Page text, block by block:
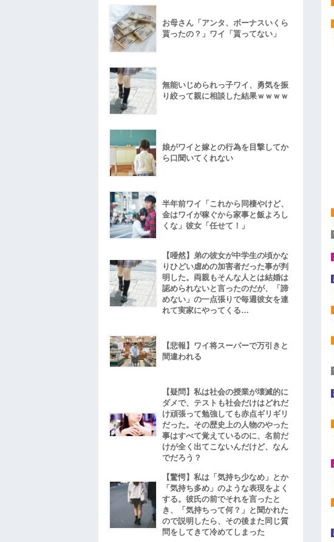
お母さん「アンタ、ボーナスいくら
貰ったの？」ワイ「貰ってない」
無能いじめられっ子ワイ、勇気を振
り絞って親に相談した結果ｗｗｗｗ
娘がワイと嫁との行為を目撃してか
ら口聞いてくれない
半年前ワイ「これから同棲やけど、
金はワイが稼ぐから家事と飯よろし
くな」彼女「任せて！」
【唖然】弟の彼女が中学生の頃かな
りひどい虐めの加害者だった事が判
明した。両親もそんな人とは結婚は
認められないと言ったのだが、「諦
めない」の一点張りで毎週彼女を連
れて実家にやってくる…
【悲報】ワイ将スーパーで万引きと
間違われる
【疑問】私は社会の授業が壊滅的に
ダメで、テストも社会だけはどれだ
け頑張って勉強しても赤点ギリギリ
だった。その歴史上の人物のやった
事はすべて覚えているのに、名前だ
けが全く出てこないんだけど、なん
でだろう？
【驚愕】私は「気持ち少なめ」とか
「気持ち多め」のような表現をよく
する。彼氏の前でそれを言ったと
き、「気持ちって何？」と聞かれた
ので説明したら、その後また同じ質
問をしてきて冷めてしまった